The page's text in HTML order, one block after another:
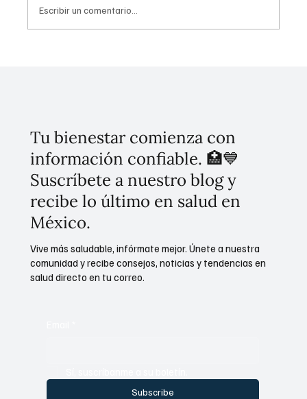
Escribir un comentario...
Tu bienestar comienza con
información confiable. 🏥💙
Suscríbete a nuestro blog y
recibe lo último en salud en
México.
Subscribe
Vive más saludable, infórmate mejor. Únete a nuestra
comunidad y recibe consejos, noticias y tendencias en
salud directo en tu correo.